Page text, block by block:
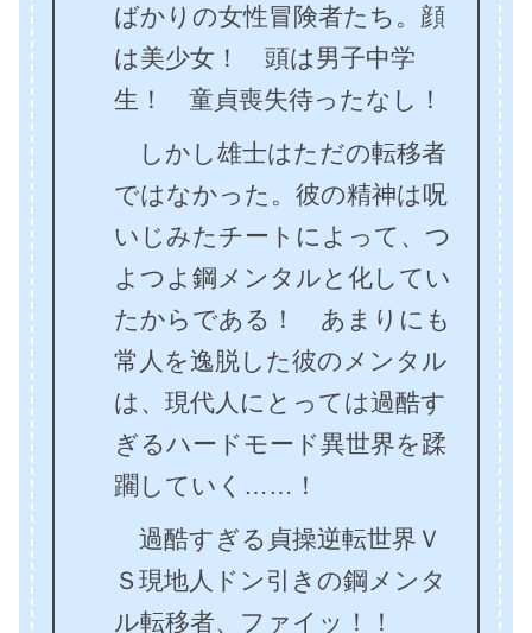
ばかりの女性冒険者たち。顔
は美少女！ 頭は男子中学
生！ 童貞喪失待ったなし！
しかし雄士はただの転移者
ではなかった。彼の精神は呪
いじみたチートによって、つ
よつよ鋼メンタルと化してい
たからである！ あまりにも
常人を逸脱した彼のメンタル
は、現代人にとっては過酷す
ぎるハードモード異世界を蹂
躙していく……！
過酷すぎる貞操逆転世界Ｖ
Ｓ現地人ドン引きの鋼メンタ
ル転移者、ファイッ！！